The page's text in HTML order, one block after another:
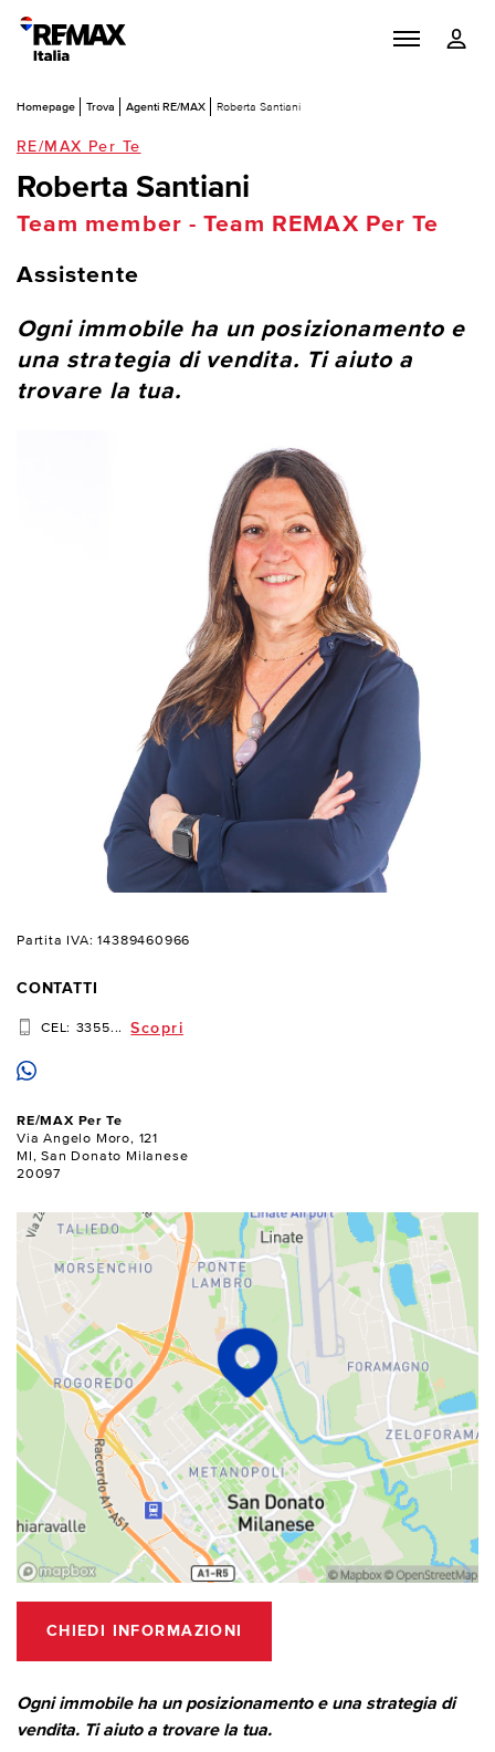
Homepage Trova Agenti RE/MAX Roberta Santiani
RE/MAX Per Te
Roberta Santiani
Team member - Team REMAX Per Te
Assistente
Ogni immobile ha un posizionamento e
una strategia di vendita. Ti aiuto a
trovare la tua.
Partita IVA: 14389460966
CONTATTI
CEL: 3355... Scopri
RE/MAX Per Te
Via Angelo Moro, 121
MI, San Donato Milanese
20097
CHIEDI INFORMAZIONI
Ogni immobile ha un posizionamento e una strategia di
vendita. Ti aiuto a trovare la tua.